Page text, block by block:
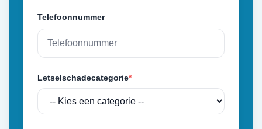
Telefoonnummer
Letselschadecategorie*